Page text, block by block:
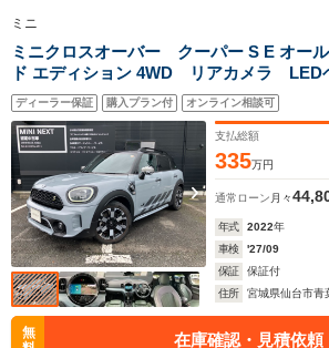
ミニ
ミニクロスオーバー クーパー S E オー
ド エディション 4WD リアカメラ
純正18インチホイール クルーズコント
ヒーター 走行モード変更 ルームミラー
トライト オートワイパー 電動シート
ディーラー保証 購入プラン付 オンライン相談可
支払総額
335万円
通常ローン 月々
年式 2022年
車検
'27/09
保証
保証付
住所
宮城県仙台市青
無
在庫確認・見積依頼